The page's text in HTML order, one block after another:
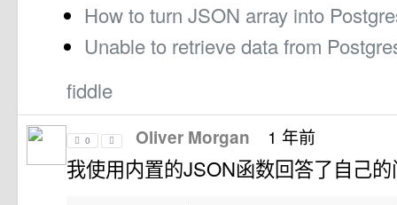
How to turn JSON array into
Unable to retrieve data from
fiddle
0 Oliver Morgan 1 年前
我使用内置的JSON函数回答了自己